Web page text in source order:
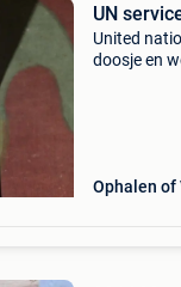
UN
United
doosje en
Ophalen of